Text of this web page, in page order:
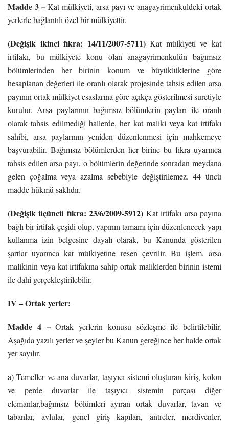
Madde 3 –Kat mülkiyeti, arsa payı ve anagayrimenkuldeki ortak
yerlerle bağlantılı özel bir mülkiyettir.
(Değişik ikinci fıkra: 14/11/2007-5711)Kat mülkiyeti ve kat
irtifakı, bu mülkiyete konu olan anagayrimenkulün bağımsız
bölümlerinden her birinin konum ve büyüklüklerine göre
hesaplanan değerleri ile oranlı olarak projesinde tahsis edilen arsa
payının ortak mülkiyet esaslarına göre açıkça gösterilmesi suretiyle
kurulur. Arsa paylarının bağımsız bölümlerin payları ile oranlı
olarak tahsis edilmediği hallerde, her kat maliki veya kat irtifakı
sahibi, arsa paylarının yeniden düzenlenmesi için mahkemeye
başvurabilir. Bağımsız bölümlerden her birine bu fıkra uyarınca
tahsis edilen arsa payı, o bölümlerin değerinde sonradan meydana
gelen çoğalma veya azalma sebebiyle değiştirilemez. 44 üncü
madde hükmü saklıdır.
(Değişik üçüncü fıkra: 23/6/2009-5912) Kat irtifakı arsa payına
bağlı bir irtifak çeşidi olup, yapının tamamı için düzenlenecek yapı
kullanma izin belgesine dayalı olarak, bu Kanunda gösterilen
şartlar uyarınca kat mülkiyetine resen çevrilir. Bu işlem, arsa
malikinin veya kat irtifakına sahip ortak maliklerden birinin istemi
ile dahi gerçekleştirilebilir.
IV – Ortak yerler:
Madde 4 –Ortak yerlerin konusu sözleşme ile belirtilebilir.
Aşağıda yazılı yerler ve şeyler bu Kanun gereğince her halde ortak
yer sayılır.
a) Temeller ve ana duvarlar, taşıyıcı sistemi oluşturan kiriş, kolon
ve perde duvarlar ile taşıyıcı sistemin parçası diğer
elemanlar,bağımsız bölümleri ayıran ortak duvarlar, tavan ve
tabanlar, avlular, genel giriş kapıları, antreler, merdivenler,